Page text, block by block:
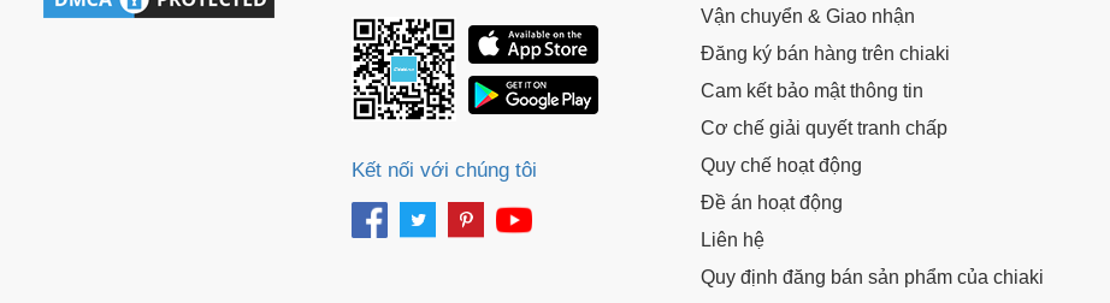
Kết nối với chúng tôi
Vận chuyển & Giao nhận
Đăng ký bán hàng trên chiaki
Cam kết bảo mật thông tin
Cơ chế giải quyết tranh chấp
Quy chế hoạt động
Đề án hoạt động
Liên hệ
Quy định đăng bán sản phẩm của chiaki